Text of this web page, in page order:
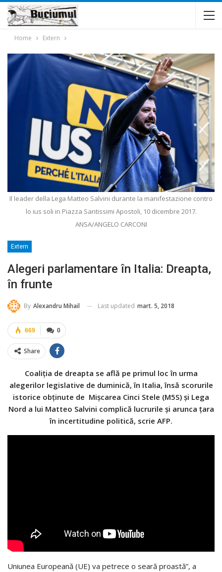
Home Extern
Il leader della Lega Matteo Salvini durante la manifestazione contro
lo ius soli in Piazza Santissimi Apostoli, 10 dicembre 2017.
ANSA/ANGELO CARCONI
Extern
Alegeri parlamentare în Italia: Dreapta,
în frunte
By Alexandru Mihail Last updated mart. 5, 2018
0
669
Share
Coaliţia de dreapta se află pe primul loc în urma
alegerilor legislative de duminică, în Italia, însă scorurile
istorice obţinute de Mişcarea Cinci Stele (M5S) şi Lega
Nord a lui Matteo Salvini complică lucrurile şi arunca ţara
în incertitudine politică, scrie AFP.
Uniunea Europeană (UE) va petrece o seară proastă”, a